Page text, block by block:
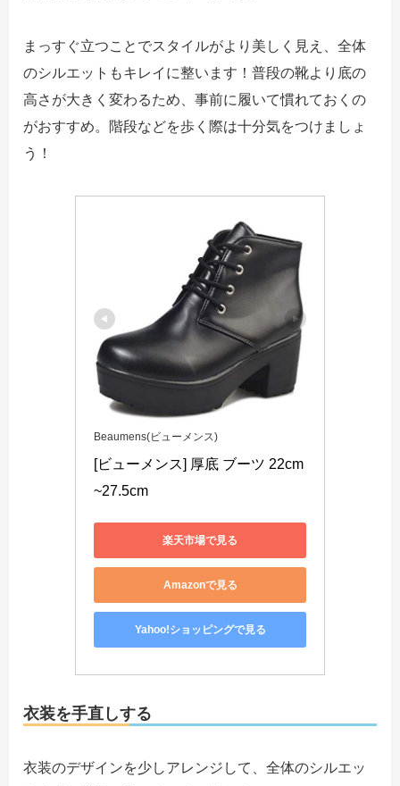
まっすぐ立つことでスタイルがより美しく見え、全体
のシルエットもキレイに整います！普段の靴より底の
高さが大きく変わるため、事前に履いて慣れておくの
がおすすめ。階段などを歩く際は十分気をつけましょ
う！
Beaumens(ビューメンス)
[ビューメンス] 厚底 ブーツ 22cm
~27.5cm
楽天市場で見る
Amazonで見る
Yahoo!ショッピングで見る
衣装を手直しする
衣装のデザインを少しアレンジして、全体のシルエッ